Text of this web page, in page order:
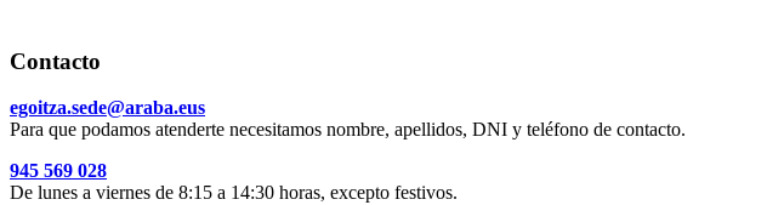
Contacto
egoitza.sede@araba.eus
Para que podamos atenderte necesitamos nombre, apellidos, DNI y teléfono de contacto.
945 569 028
De lunes a viernes de 8:15 a 14:30 horas, excepto festivos.